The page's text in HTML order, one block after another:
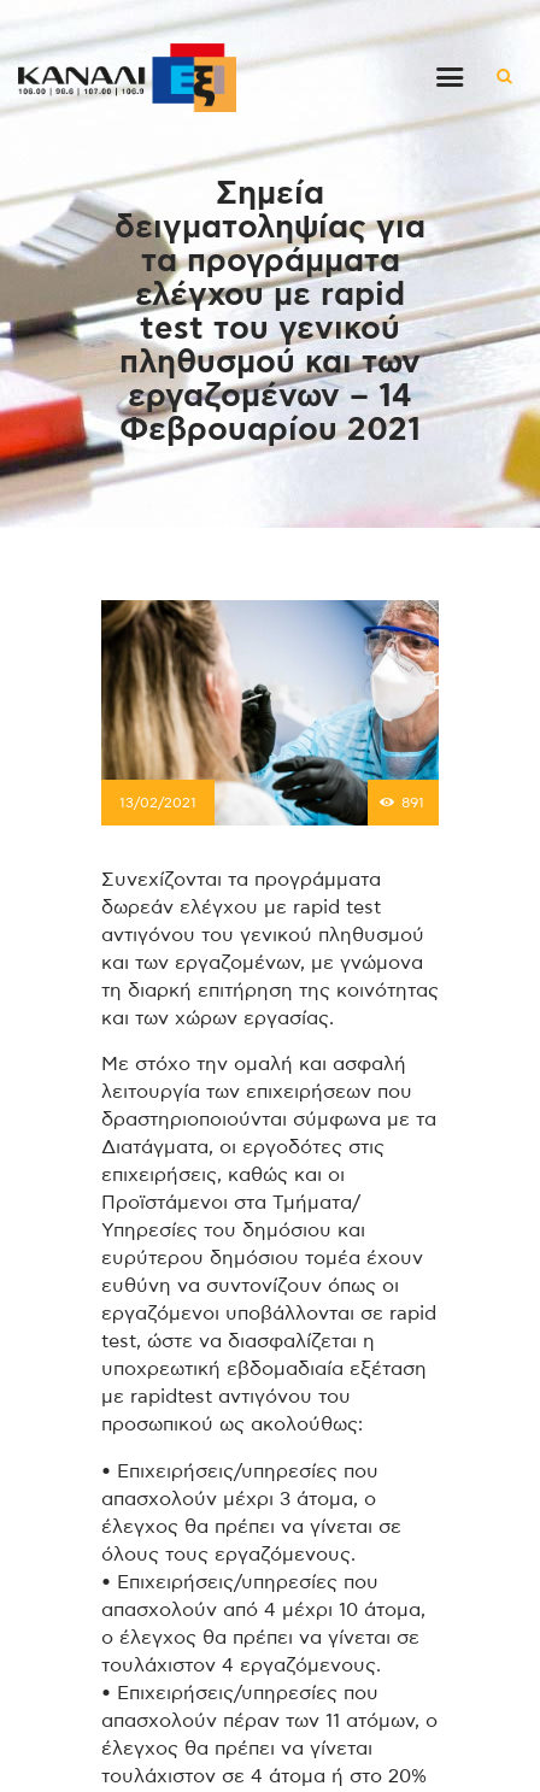
Σημεία
δειγματοληψίας για
τα προγράμματα
ελέγχου με rapid
test του γενικού
πληθυσμού και των
εργαζομένων – 14
Φεβρουαρίου 2021
Εκπομπές
Στον ρυθμό της μέρας
Ένθετα
Διαγωνισμοί/Live Links
Ποιοι είμαστε
Επικοινωνία
13/02/2021 891
Συνεχίζονται τα προγράμματα
δωρεάν ελέγχου με rapid test
αντιγόνου του γενικού πληθυσμού
και των εργαζομένων, με γνώμονα
τη διαρκή επιτήρηση της κοινότητας
και των χώρων εργασίας.
Με στόχο την ομαλή και ασφαλή
λειτουργία των επιχειρήσεων που
δραστηριοποιούνται σύμφωνα με τα
Διατάγματα, οι εργοδότες στις
επιχειρήσεις, καθώς και οι
Προϊστάμενοι στα Τμήματα/
Υπηρεσίες του δημόσιου και
ευρύτερου δημόσιου τομέα έχουν
ευθύνη να συντονίζουν όπως οι
εργαζόμενοι υποβάλλονται σε rapid
test, ώστε να διασφαλίζεται η
υποχρεωτική εβδομαδιαία εξέταση
με rapidtest αντιγόνου του
προσωπικού ως ακολούθως:
• Επιχειρήσεις/υπηρεσίες που
απασχολούν μέχρι 3 άτομα, ο
έλεγχος θα πρέπει να γίνεται σε
όλους τους εργαζόμενους.
• Επιχειρήσεις/υπηρεσίες που
απασχολούν από 4 μέχρι 10 άτομα,
ο έλεγχος θα πρέπει να γίνεται σε
τουλάχιστον 4 εργαζόμενους.
• Επιχειρήσεις/υπηρεσίες που
απασχολούν πέραν των 11 ατόμων, ο
έλεγχος θα πρέπει να γίνεται
τουλάχιστον σε 4 άτομα ή στο 20%